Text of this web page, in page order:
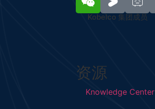
Kobelco 集团成员
资源
Knowledge Center